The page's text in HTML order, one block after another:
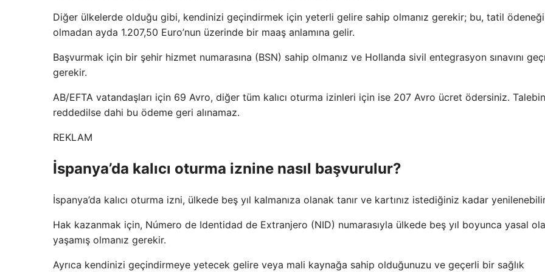
Diğer ülkelerde olduğu gibi, kendinizi geçindirmek için yeterli gelire sahip olmanız gerekir; bu, tatil ödeneği
olmadan ayda 1.207,50 Euro’nun üzerinde bir maaş anlamına gelir.
Başvurmak için bir şehir hizmet numarasına (BSN) sahip olmanız ve Hollanda sivil entegrasyon sınavını
gerekir.
AB/EFTA vatandaşları için 69 Avro, diğer tüm kalıcı oturma izinleri için ise 207 Avro ücret ödersiniz.
reddedilse dahi bu ödeme geri alınamaz.
REKLAM
İspanya’da kalıcı oturma iznine nasıl başvurulur?
İspanya’da kalıcı oturma izni, ülkede beş yıl kalmanıza olanak tanır ve kartınız istediğiniz kadar
Hak kazanmak için, Número de Identidad de Extranjero (NID) numarasıyla ülkede beş yıl boyunca yasal
yaşamış olmanız gerekir.
Ayrıca kendinizi geçindirmeye yetecek gelire veya mali kaynağa sahip olduğunuzu ve geçerli bir sağlık